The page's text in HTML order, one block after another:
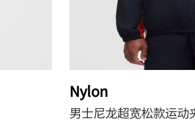
Nylon
男士尼龙超宽松款运动